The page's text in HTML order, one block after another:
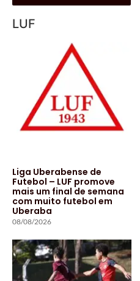
LUF
Liga Uberabense de
Futebol – LUF promove
mais um final de semana
com muito futebol em
Uberaba
08/08/2026